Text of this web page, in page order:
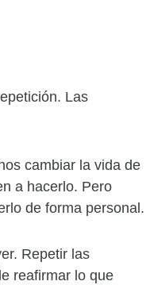
Las
cambiar la vida de
a hacerlo. Pero
de forma personal.
Repetir las
reafirmar lo que